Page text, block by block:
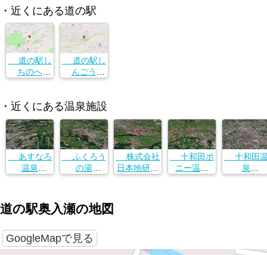
・近くにある道の駅
道の駅し
ちのへ
堰道39-1
道の駅し
んごう
堰道39-1
・近くにある温泉施設
あすなろ
温泉
笊田川久保
５４−１
ふくろう
の湯
道ノ上６３
−３
株式会社
日本地研
十和田ポ
ニー温泉
十和田
泉
道の駅奥入瀬の地図
GoogleMapで見る